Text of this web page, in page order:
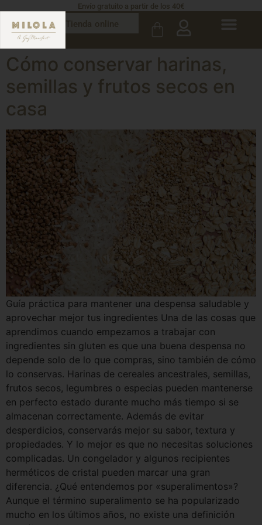
Envío gratuito a partir de los 40€
Cómo conservar harinas,
semillas y frutos secos en
casa
Guía práctica para mantener una despensa saludable y
aprovechar mejor tus ingredientes Una de las cosas que
aprendimos cuando empezamos a trabajar con
ingredientes sin gluten es que una buena despensa no
depende solo de lo que compras, sino también de cómo
lo conservas. Harinas de cereales ancestrales, semillas,
frutos secos, legumbres o especias pueden mantenerse
en perfecto estado durante mucho más tiempo si se
almacenan correctamente. Además de evitar
desperdicios, conservarás mejor su sabor, textura y
propiedades. Y lo mejor es que no necesitas soluciones
complicadas. Un congelador y algunos recipientes
herméticos de cristal pueden marcar una gran
diferencia. ¿Qué entendemos por «superalimentos»?
Aunque el término superalimento se ha popularizado
mucho en los últimos años, no existe una definición